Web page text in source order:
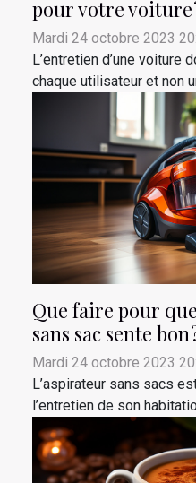
pour votre voiture
Mardi 24 octobre 2023
L’entretien d’une voiture
chaque utilisateur et non
Que faire pour
sans sac sente bon
Mardi 24 octobre 2023
L’aspirateur sans sacs
l’entretien de son